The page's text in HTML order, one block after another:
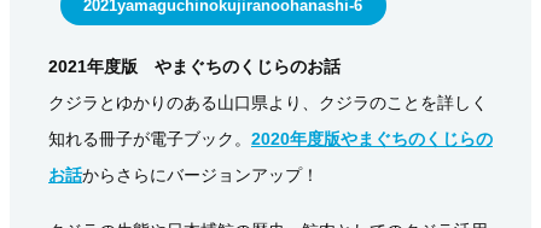
2021yamaguchinokujiranoohanashi-6
2021年度版
やまぐちのくじらのお話
クジラとゆかりのある山口県より、クジラのことを詳しく
知れる冊子が電子ブック。 2020年度版やまぐちのくじらの
お話からさらにバージョンアップ！